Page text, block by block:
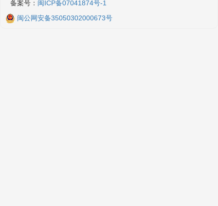
备案号： 闽ICP备07041874号-1
闽公网安备35050302000673号